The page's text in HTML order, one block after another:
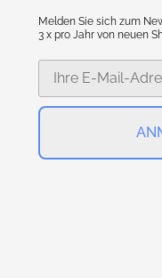
Melden Sie sich zum
3 x pro Jahr von neuen